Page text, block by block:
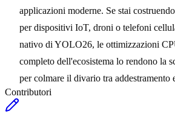
applicazioni moderne. Se stai
per dispositivi IoT, droni o telefoni
nativo di YOLO26, le ottimizzazioni
completo dell'ecosistema lo rendono la
per colmare il divario tra addestramento
Contributori